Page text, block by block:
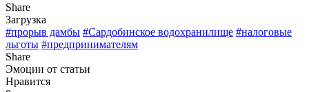
Share
Загрузка
#прорыв дамбы #Сардобинское водохранилище #налоговые
льготы #предпринимателям
Share
Эмоции от статьи
Нравится